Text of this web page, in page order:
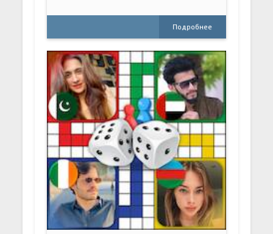
Подробнее